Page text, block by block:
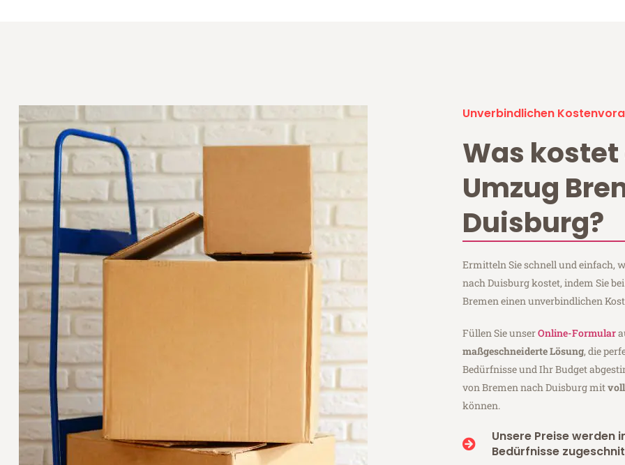
Unverbindlichen
Was kostet
Umzug
Duisburg?
Ermitteln Sie schnell und einfach,
nach Duisburg kostet, indem Sie
Bremen einen unverbindlichen
Füllen Sie unserOnline-Formular
maßgeschneiderte Lösung, die
Bedürfnisse und Ihr Budget
von Bremen nach Duisburg mit
können.
Unsere Preise werden
Bedürfnisse